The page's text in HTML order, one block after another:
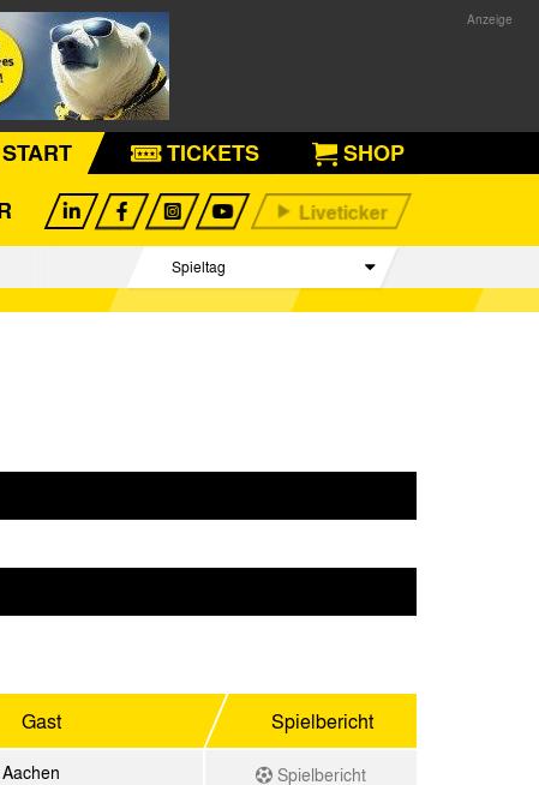
START TICKETS
SHOP
Spieltag
Begegnungen
Gast Spielbericht
Spielbericht